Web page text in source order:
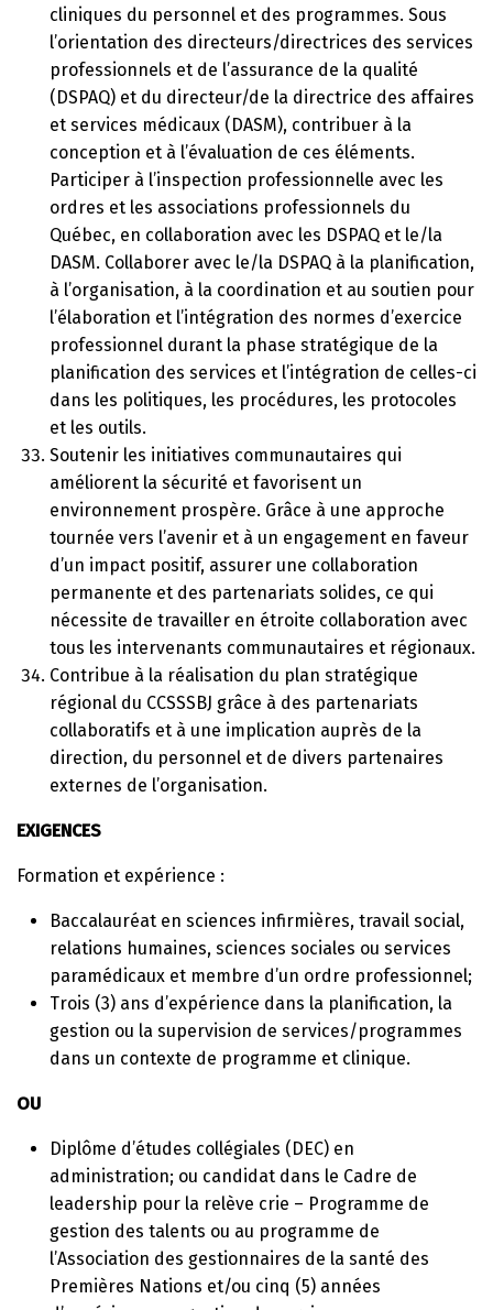
cliniques du personnel et des programmes. Sous
l’orientation des directeurs/directrices des services
professionnels et de l’assurance de la qualité
(DSPAQ) et du directeur/de la directrice des affaires
et services médicaux (DASM), contribuer à la
conception et à l’évaluation de ces éléments.
Participer à l’inspection professionnelle avec les
ordres et les associations professionnels du
Québec, en collaboration avec les DSPAQ et le/la
DASM. Collaborer avec le/la DSPAQ à la planification,
à l’organisation, à la coordination et au soutien pour
l’élaboration et l’intégration des normes d’exercice
professionnel durant la phase stratégique de la
planification des services et l’intégration de celles-ci
dans les politiques, les procédures, les protocoles
et les outils.
Soutenir les initiatives communautaires qui
améliorent la sécurité et favorisent un
environnement prospère. Grâce à une approche
tournée vers l’avenir et à un engagement en faveur
d’un impact positif, assurer une collaboration
permanente et des partenariats solides, ce qui
nécessite de travailler en étroite collaboration avec
tous les intervenants communautaires et régionaux.
Contribue à la réalisation du plan stratégique
régional du CCSSSBJ grâce à des partenariats
collaboratifs et à une implication auprès de la
direction, du personnel et de divers partenaires
externes de l’organisation.
EXIGENCES
Formation et expérience :
Baccalauréat en sciences infirmières, travail social,
relations humaines, sciences sociales ou services
paramédicaux et membre d’un ordre professionnel;
Trois (3) ans d’expérience dans la planification, la
gestion ou la supervision de services/programmes
dans un contexte de programme et clinique.
OU
Diplôme d’études collégiales (DEC) en
administration; ou candidat dans le Cadre de
leadership pour la relève crie – Programme de
gestion des talents ou au programme de
l’Association des gestionnaires de la santé des
Premières Nations et/ou cinq (5) années